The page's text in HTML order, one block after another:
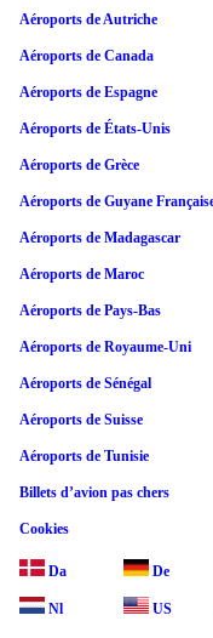
Aéroports de Autriche
Aéroports de Canada
Aéroports de Espagne
Aéroports de États-Unis
Aéroports de Grèce
Aéroports de Guyane
Aéroports de Madagascar
Aéroports de Maroc
Aéroports de Pays-Bas
Aéroports de Royaume-Uni
Aéroports de Sénégal
Aéroports de Suisse
Aéroports de Tunisie
Billets d’avion pas chers
Cookies
Da De
Nl US